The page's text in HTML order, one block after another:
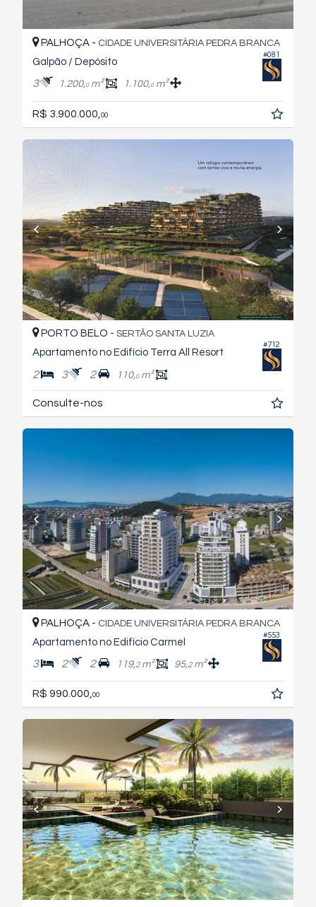
#081
PALHOÇA - CIDADE UNIVERSITÁRIA PEDRA BRANCA
Galpão / Depósito
3 1.200,0m² 1.100,0m²
R$ 3.900.000, 00
#712
PORTO BELO - SERTÃO SANTA LUZIA
Apartamento no Edifício Terra All Resort
2 3 2 110,0m²
Consulte-nos
#553
PALHOÇA - CIDADE UNIVERSITÁRIA PEDRA BRANCA
Apartamento no Edifício Carmel
3 2 2 119,2m² 95,2m²
R$ 990.000, 00